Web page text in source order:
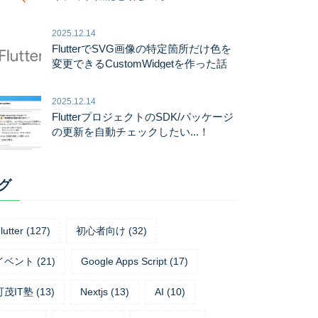
2025.12.14
FlutterでSVG画像の特定箇所だけ色を
変更できるCustomWidgetを作った話
2025.12.14
FlutterプロジェクトのSDK/パッケージ
の更新を自動チェックしたい...！
(127) 初心者向け (32)
ベント (21) Google Apps Script (17)
茂IT塾 (13) Nextjs (13) AI (10)